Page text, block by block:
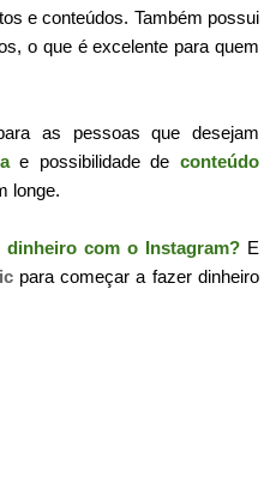
e conteúdos. Também possui
o que é excelente para quem
as pessoas que desejam
e possibilidade deconteúdo
longe.
dinheiro com o Instagram? E
para começar a fazer dinheiro